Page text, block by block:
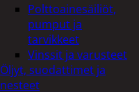
Polttoainesäiliöt,
pumput ja
tarvikkeet
Vinssit ja varusteet
Öljyt, suodattimet ja
nesteet